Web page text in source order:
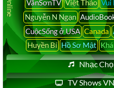
VânSơnTV Việt Thảo Vui
Nguyễn N Ngạn
CuộcSống ở USA Canada
Huyền Bí Hồ Sơ Mật
Nhạc
TV Shows